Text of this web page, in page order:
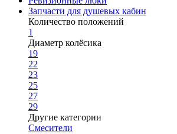
Запчасти для душевых кабин
Количество положений
1
Диаметр колёсика
19
22
23
25
27
29
Другие категории
Смесители